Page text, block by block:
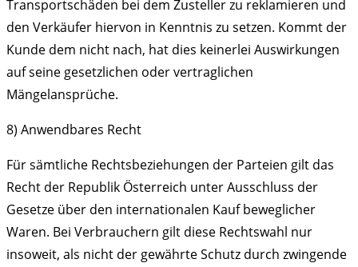
Transportschäden bei dem Zusteller zu reklamieren und
den Verkäufer hiervon in Kenntnis zu setzen. Kommt der
Kunde dem nicht nach, hat dies keinerlei Auswirkungen
auf seine gesetzlichen oder vertraglichen
Mängelansprüche.
8) Anwendbares Recht
Für sämtliche Rechtsbeziehungen der Parteien gilt das
Recht der Republik Österreich unter Ausschluss der
Gesetze über den internationalen Kauf beweglicher
Waren. Bei Verbrauchern gilt diese Rechtswahl nur
insoweit, als nicht der gewährte Schutz durch zwingende